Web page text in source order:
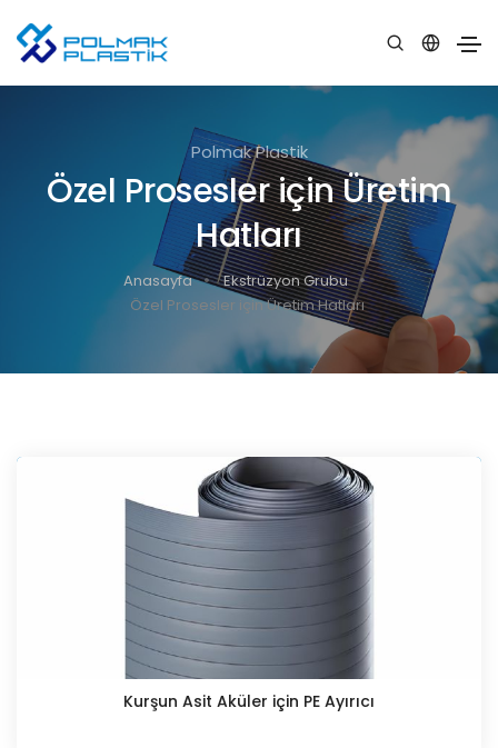
Polmak Plastik
Özel Prosesler için Üretim
Hatları
Anasayfa
Ekstrüzyon Grubu
Özel Prosesler için Üretim Hatları
Kurşun Asit Aküler için PE Ayırıcı